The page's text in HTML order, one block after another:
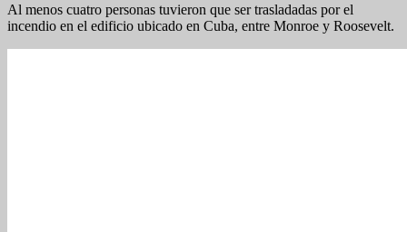
Al menos cuatro personas tuvieron que ser trasladadas por el
incendio en el edificio ubicado en Cuba, entre Monroe y Roosevelt.